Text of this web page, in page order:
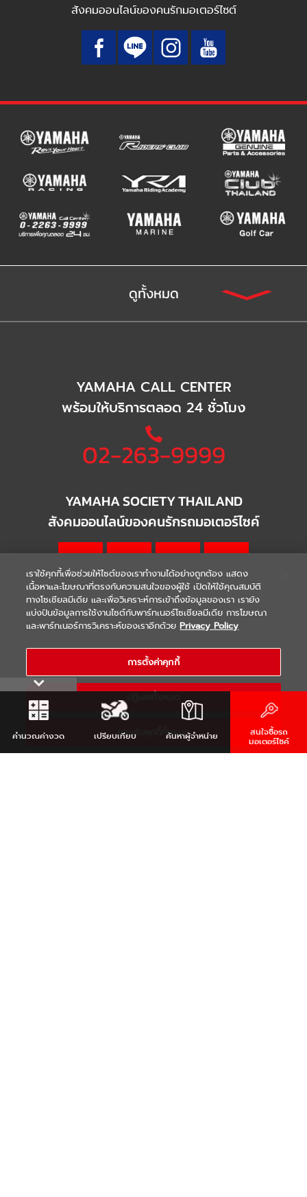
สังคมออนไลน์ของคนรักมอเตอร์ไซต์
ดูทั้งหมด
YAMAHA CALL CENTER
พร้อมให้บริการตลอด 24 ชั่วโมง
02-263-9999
YAMAHA SOCIETY THAILAND
สังคมออนไลน์ของคนรักรถมอเตอร์ไซค์
WARRANTY | Terms & Conditions
COPYRIGHT 2021 THAI YAMAHA MOTOR CO.,LTD. ALL RIGHTS
RESERVED
คำนวณค่างวด เปรียบเทียบ ค้นหาผู้จำหน่าย สนใจซื้อรถ
มอเตอร์ไซค์
เราใช้คุกกี้เพื่อช่วยให้ไซต์ของเราทำงานได้อย่างถูกต้อง แสดง
เนื้อหาและโฆษณาที่ตรงกับความสนใจของผู้ใช้ เปิดให้ใช้คุณสมบัติ
ทางโซเชียลมีเดีย และเพื่อวิเคราะห์การเข้าถึงข้อมูลของเรา เรายัง
แบ่งปันข้อมูลการใช้งานไซต์กับพาร์ทเนอร์โซเชียลมีเดีย การโฆษณา
และพาร์ทเนอร์การวิเคราะห์ของเราอีกด้วย Privacy Policy
การตั้งค่าคุกกี้
ยอมรับคุกกี้ทั้งหมด